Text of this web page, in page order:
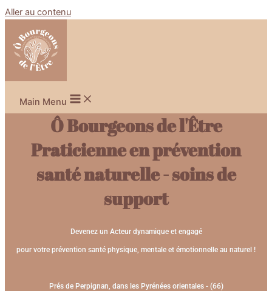
Aller au contenu
Main Menu
Ô Bourgeons de l'Être
Praticienne en prévention
santé naturelle - soins de
support
Devenez un Acteur dynamique et engagé
pour votre prévention santé physique, mentale et émotionnelle au naturel !
Prés de Perpignan, dans les Pyrénées orientales - (66)